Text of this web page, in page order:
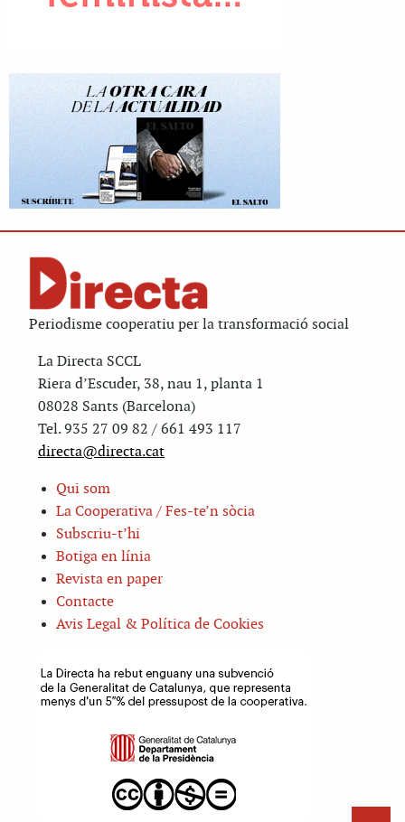
Periodisme cooperatiu per la transformació social
La Directa SCCL
Riera d’Escuder, 38, nau 1, planta 1
08028 Sants (Barcelona)
Tel. 935 27 09 82 / 661 493 117
directa@directa.cat
Qui som
La Cooperativa / Fes-te’n sòcia
Subscriu-t’hi
Botiga en línia
Revista en paper
Contacte
Avis Legal & Política de Cookies